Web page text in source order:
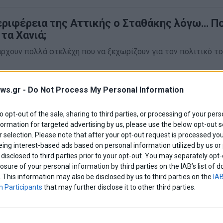
- Do Not Process My Personal Information
opt-out of the sale, sharing to third parties, or processing of your
for targeted advertising by us, please use the below opt-out
selection. Please note that after your opt-out request is processed
interest-based ads based on personal information utilized by us or
to third parties prior to your opt-out. You may separately
of your personal information by third parties on the IAB’s list of
This information may also be disclosed by us to third parties on the
Participants that may further disclose it to other third parties.
της Αττικής ο Σταθάκης λόγω…
Χανιά;
πολλά στελέχη που να ξεχωρίζουν για τον πολιτικό
τη θέση του από την
οι κομματικές προσλήψεις
τις θέσεις της Τασίας Χριστοδουλοπούλου κράτησε ο
του ΣΥΡΙΖΑ Γιώργος Σταθάκης
Ελλάδα · Πολιτική